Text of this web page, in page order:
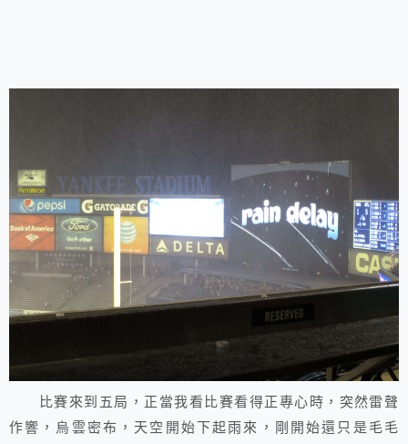
比賽來到五局，正當我看比賽看得正專心時，突然雷聲
作響，烏雲密布，天空開始下起雨來，剛開始還只是毛毛